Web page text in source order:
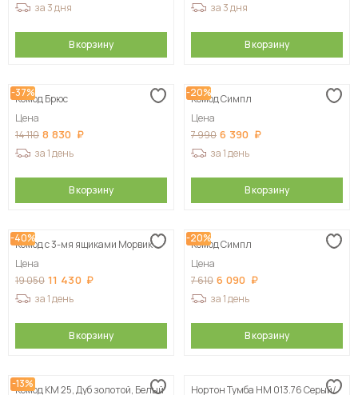
за 3 дня
В корзину
за 3 дня
В корзину
-37%
Комод Брюс
Цена
14 110 8 830
за 1 день
В корзину
-20%
Комод Симпл
Цена
7 990 6 390
за 1 день
В корзину
-40%
Комод с 3-мя ящиками Морвик
Цена
19 050 11 430
за 1 день
В корзину
-20%
Комод Симпл
Цена
7 610 6 090
за 1 день
В корзину
-13%
Комод КМ 25, Дуб золотой, Белый Нортон Тумба НМ 013.76 Серый/